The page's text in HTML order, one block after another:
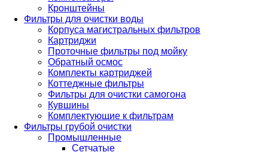
Кронштейны
Фильтры для очистки воды
Корпуса магистральных фильтров
Картриджи
Проточные фильтры под мойку
Обратный осмос
Комплекты картриджей
Коттеджные фильтры
Фильтры для очистки самогона
Кувшины
Комплектующие к фильтрам
Фильтры грубой очистки
Промышленные
Сетчатые